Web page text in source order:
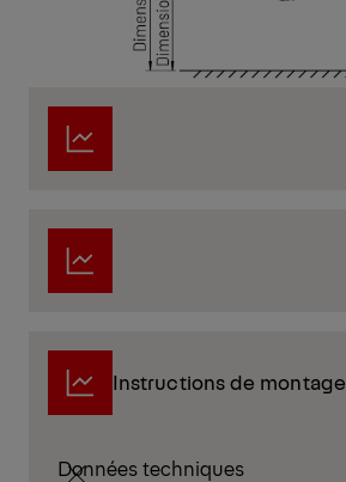
Instructions de montage
Données techniques